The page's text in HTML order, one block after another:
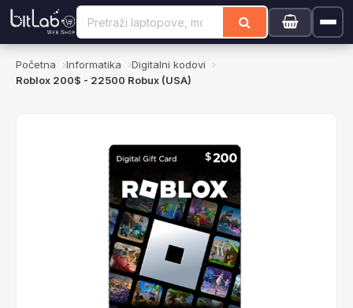
Početna Informatika
Digitalni kodovi
Roblox 200$ - 22500 Robux (USA)